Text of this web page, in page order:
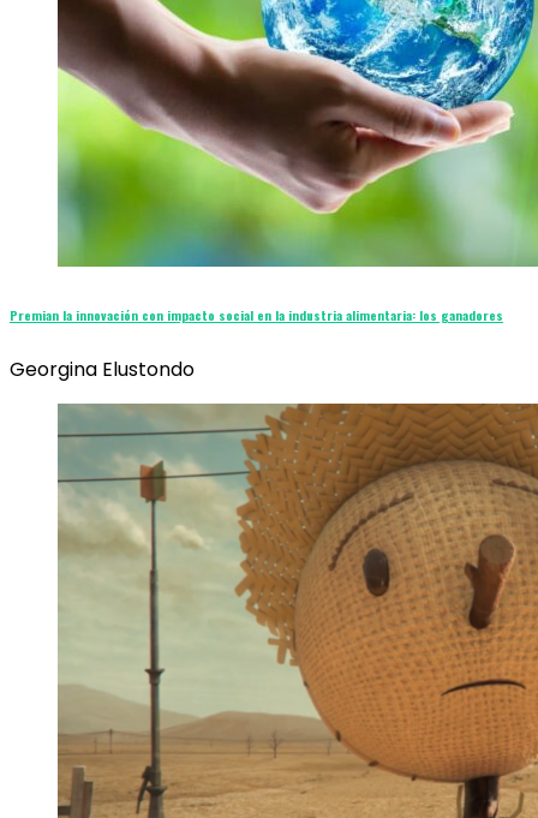
Premian la innovación con impacto social en la industria alimentaria: los ganadores
Georgina Elustondo